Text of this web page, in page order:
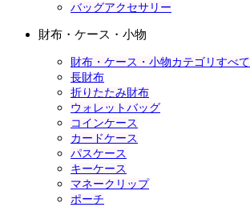
バッグアクセサリー
財布・ケース・小物
財布・ケース・小物カテゴリすべて
長財布
折りたたみ財布
ウォレットバッグ
コインケース
カードケース
パスケース
キーケース
マネークリップ
ポーチ